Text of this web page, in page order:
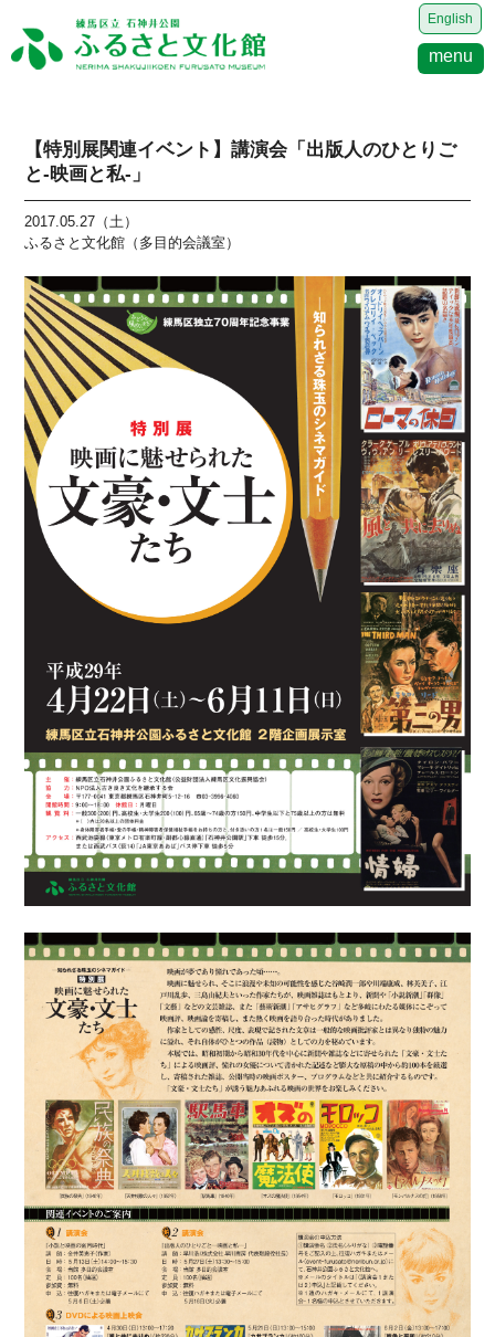
English
menu
【特別展関連イベント】講演会「出版人のひとりご
と-映画と私-」
2017.05.27（土）
ふるさと文化館（多目的会議室）